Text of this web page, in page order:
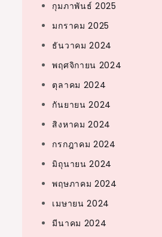
กุมภาพันธ์ 2025
มกราคม 2025
ธันวาคม 2024
พฤศจิกายน 2024
ตุลาคม 2024
กันยายน 2024
สิงหาคม 2024
กรกฎาคม 2024
มิถุนายน 2024
พฤษภาคม 2024
เมษายน 2024
มีนาคม 2024